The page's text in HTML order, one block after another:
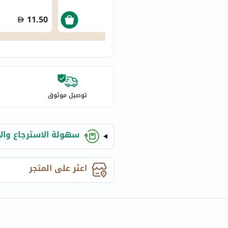
chek
activise
acuvue
webber-
aveeno
freestylelibre
cetaphil
CHalpha
cerave
11.50
توصيل موثوق
سهولة الاسترجاع
اعثر على المتجر